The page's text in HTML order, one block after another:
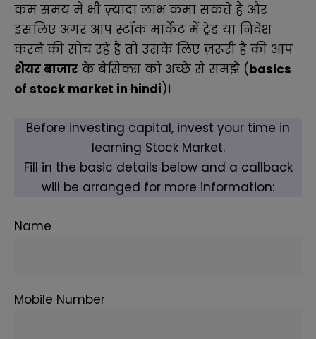
कम समय में भी ज़्यादा लाभ कमा सकते है और
इसलिए अगर आप स्टॉक मार्केट में ट्रेड या निवेश
करने की सोच रहे है तो उसके लिए ज़रूरी है की आप
शेयर बाजार के बेसिक्स को अच्छे से समझे (basics
of stock market in hindi)।
Before investing capital, invest your time in
learning Stock Market.
Fill in the basic details below and a callback
will be arranged for more information:
Name
Mobile Number